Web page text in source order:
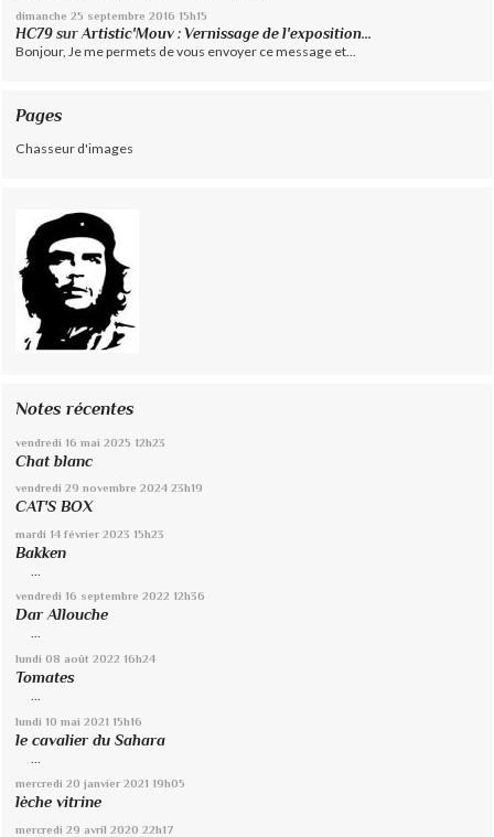
dimanche 25 septembre 2016 15h15
HC79 surArtistic'Mouv : Vernissage de l'exposition...
Bonjour, Je me permets de vous envoyer ce message et...
Pages
Chasseur d'images
Notes récentes
vendredi 16 mai 2025 12h23
Chat blanc
vendredi 29 novembre 2024 23h19
CAT'S BOX
mardi 14 février 2023 15h23
Bakken
vendredi 16 septembre 2022 12h36
Dar Allouche
...
lundi 08 août 2022 16h24
Tomates
...
lundi 10 mai 2021 15h16
le cavalier du Sahara
mercredi 20 janvier 2021 19h05
lèche vitrine
mercredi 29 avril 2020 22h17